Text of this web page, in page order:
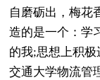
自磨砺出，梅花
造的是一个：学
的我;思想上积
交通大学物流管